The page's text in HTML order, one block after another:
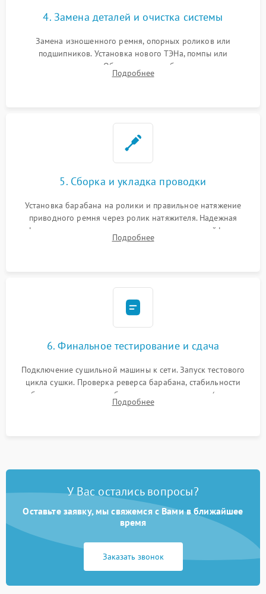
4. Замена деталей и очистка системы
Замена изношенного ремня, опорных роликов или
подшипников. Установка нового ТЭНа, помпы или
термодатчиков. Обязательная глубокая очистка
конденсатора, крыльчатки вентилятора и воздуховодов от
Подробнее
5. Сборка и укладка проводки
Установка барабана на ролики и правильное натяжение
приводного ремня через ролик натяжителя. Надежная
фиксация всех узлов, подключение клемм и шлейфов к
модулю управления. Монтаж корпусных панелей, люка и
Подробнее
6. Финальное тестирование и сдача
Подключение сушильной машины к сети. Запуск тестового
цикла сушки. Проверка реверса барабана, стабильности
набора температуры, работы дренажного насоса (откачка
конденсата) и отсутствия посторонних скрипов, стуков или
Подробнее
У Вас остались вопросы?
Оставьте заявку, мы свяжемся с Вами в ближайшее
время
Заказать звонок